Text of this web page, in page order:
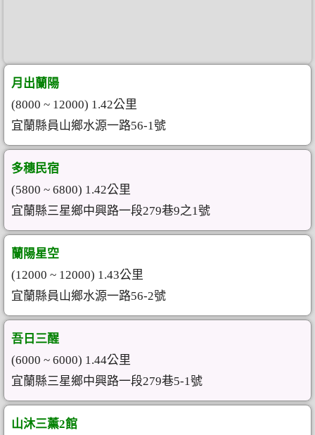
月出蘭陽
(8000 ~ 12000) 1.42公里
宜蘭縣員山鄉水源一路56-1號
多穗民宿
(5800 ~ 6800) 1.42公里
宜蘭縣三星鄉中興路一段279巷9之1號
蘭陽星空
(12000 ~ 12000) 1.43公里
宜蘭縣員山鄉水源一路56-2號
吾日三醒
(6000 ~ 6000) 1.44公里
宜蘭縣三星鄉中興路一段279巷5-1號
山沐三薰2館